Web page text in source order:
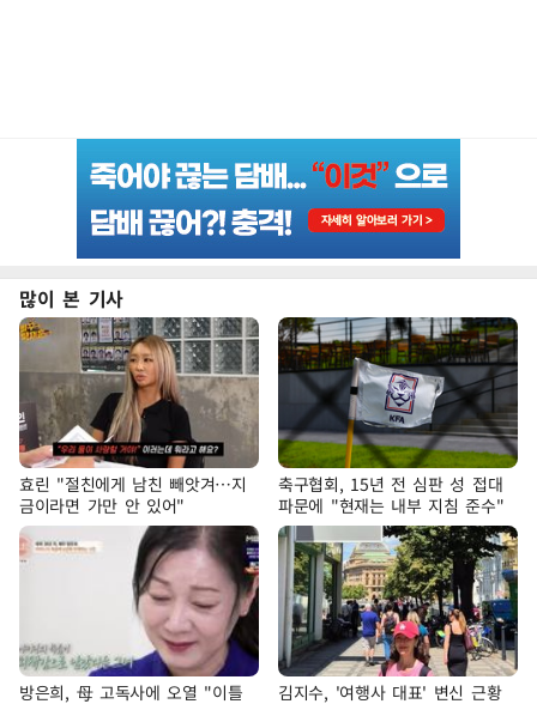
많이 본 기사
효린 "절친에게 남친 빼앗겨…지
금이라면 가만 안 있어"
축구협회, 15년 전 심판 성 접대
파문에 "현재는 내부 지침 준수"
방은희, 母 고독사에 오열 "이틀
김지수, '여행사 대표' 변신 근황